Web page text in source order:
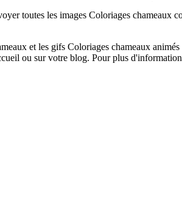
toutes les images Coloriages chameaux
et les gifs Coloriages chameaux
ou sur votre blog. Pour plus